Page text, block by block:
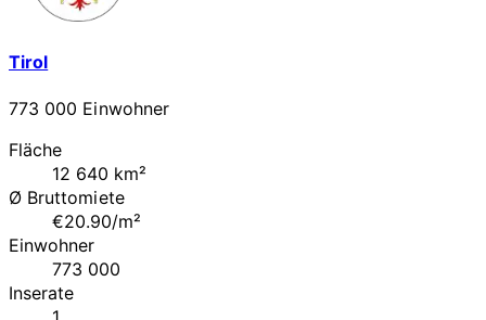
Tirol
773 000 Einwohner
Fläche
12 640 km²
Ø Bruttomiete
€20.90/m²
Einwohner
773 000
Inserate